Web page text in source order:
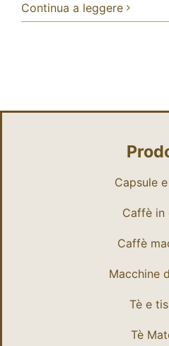
Continua a leggere
Capsule
Caffè in
Caffè
Macchine
Tè e
Tè